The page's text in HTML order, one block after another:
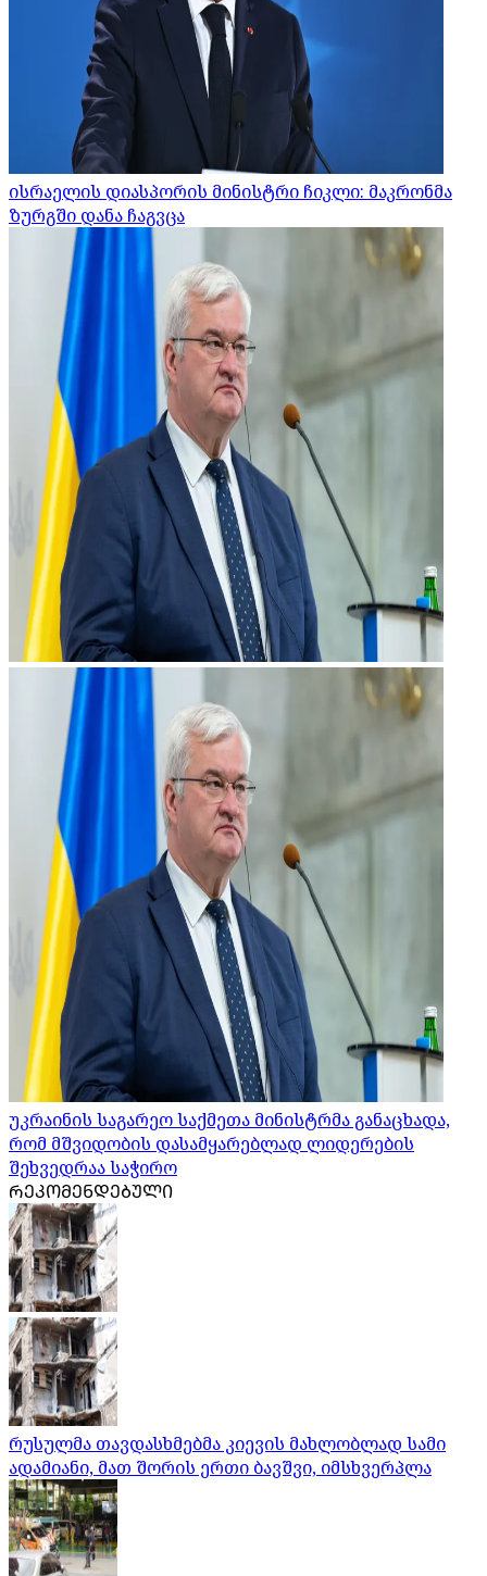
ისრაელის დიასპორის მინისტრი ჩიკლი: მაკრონმა
ზურგში დანა ჩაგვცა
უკრაინის საგარეო საქმეთა მინისტრმა განაცხადა,
რომ მშვიდობის დასამყარებლად ლიდერების
შეხვედრაა საჭირო
ᲠᲔᲙᲝᲛᲔᲜᲓᲔᲑᲣᲚᲘ
რუსულმა თავდასხმებმა კიევის მახლობლად სამი
ადამიანი, მათ შორის ერთი ბავშვი, იმსხვერპლა